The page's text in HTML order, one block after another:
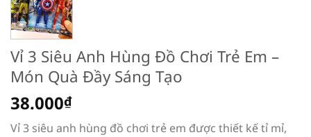
Vỉ 3 Siêu Anh Hùng Đồ Chơi Trẻ Em –
Món Quà Đầy Sáng Tạo
38.000₫
Vỉ 3 siêu anh hùng đồ chơi trẻ em được thiết kế tỉ mỉ,